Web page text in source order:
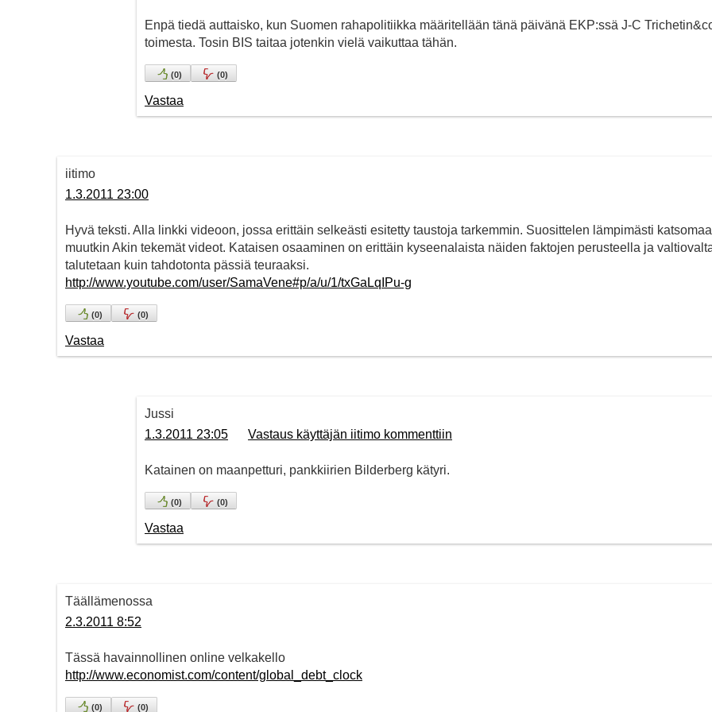
Enpä tiedä auttaisko, kun Suomen rahapolitiikka määritellään tänä päivänä EKP:ssä J-C
toimesta. Tosin BIS taitaa jotenkin vielä vaikuttaa tähän.
(0) (0)
Vastaa
iitimo
1.3.2011 23:00
Hyvä teksti. Alla linkki videoon, jossa erittäin selkeästi esitetty taustoja tarkemmin. Suosittelen lämpimästi
muutkin Akin tekemät videot. Kataisen osaaminen on erittäin kyseenalaista näiden faktojen perusteella ja
talutetaan kuin tahdotonta pässiä teuraaksi.
http://www.youtube.com/user/SamaVene#p/a/u/1/txGaLqIPu-g
(0) (0)
Vastaa
Jussi
1.3.2011 23:05
Vastaus käyttäjän iitimo kommenttiin
Katainen on maanpetturi, pankkiirien Bilderberg kätyri.
(0) (0)
Vastaa
Täällämenossa
2.3.2011 8:52
Tässä havainnollinen online velkakello
http://www.economist.com/content/global_debt_clock
(0) (0)